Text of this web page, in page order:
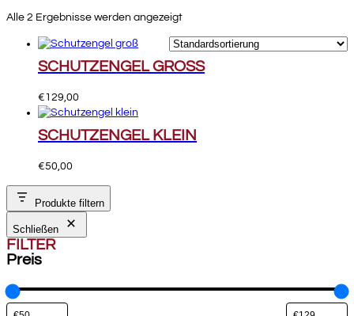
Alle 2 Ergebnisse werden angezeigt
SCHUTZENGEL GROSS
€129,00
SCHUTZENGEL KLEIN
€50,00
Produkte filtern
Schließen
FILTER
Preis